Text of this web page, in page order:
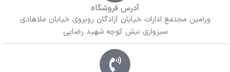
آدرس فروشگاه
ورامین مجتمع ادارات خیابان آزادگان روبروی خیابان ملاهادی
سبزواری نبش کوچه شهید رضایی